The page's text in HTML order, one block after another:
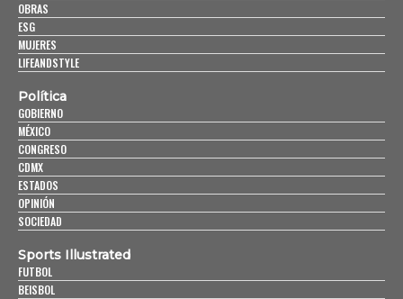
OBRAS
ESG
MUJERES
LIFEANDSTYLE
Política
GOBIERNO
MÉXICO
CONGRESO
CDMX
ESTADOS
OPINIÓN
SOCIEDAD
Sports Illustrated
FUTBOL
BEISBOL